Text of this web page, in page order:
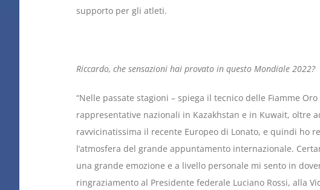
supporto per gli atleti.
Riccardo, che sensazioni hai provato in questo Mondiale 2022?
“Nelle passate stagioni – spiega il tecnico delle Fiamme
rappresentative nazionali in Kazakhstan e in Kuwait, oltre
ravvicinatissima il recente Europeo di Lonato, e quindi ho
l’atmosfera del grande appuntamento internazionale.
una grande emozione e a livello personale mi sento in
ringraziamento al Presidente federale Luciano Rossi, alla